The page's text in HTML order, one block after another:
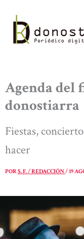
contenido
Agenda del
donostiarra
Fiestas,
hacer
PORS. F. / REDACCIÓN/19